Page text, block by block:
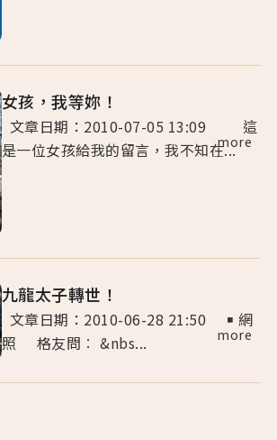
女孩，我等妳！
文章日期：2010-07-05 13:09 這
是一位女孩給我的留言，我不知在...
more
九龍太子轉世！
文章日期：2010-06-28 21:50 ￭ 網
照 格友問︰ &nbs...
more